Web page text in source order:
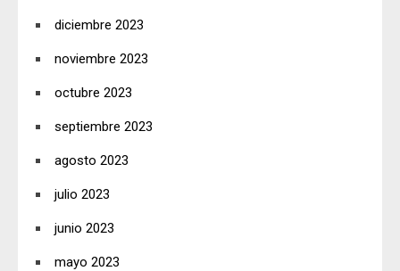
diciembre 2023
noviembre 2023
octubre 2023
septiembre 2023
agosto 2023
julio 2023
junio 2023
mayo 2023